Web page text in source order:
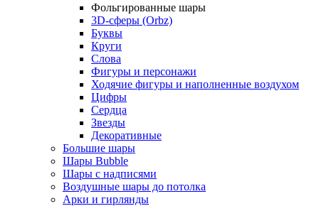
Фольгированные шары
3D-сферы (Orbz)
Буквы
Круги
Слова
Фигуры и персонажи
Ходячие фигуры и наполненные воздухом
Цифры
Сердца
Звезды
Декоративные
Большие шары
Шары Bubble
Шары с надписями
Воздушные шары до потолка
Арки и гирлянды